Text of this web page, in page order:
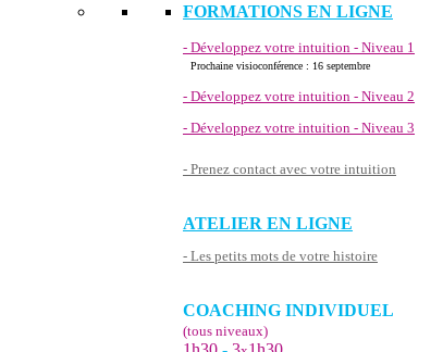
FORMATIONS EN LIGNE
- Développez votre intuition - Niveau 1
Prochaine visioconférence : 16 septembre
- Développez votre intuition - Niveau 2
- Développez votre intuition - Niveau 3
- Prenez contact avec votre intuition
ATELIER EN LIGNE
- Les petits mots de votre histoire
COACHING INDIVIDUEL
(tous niveaux)